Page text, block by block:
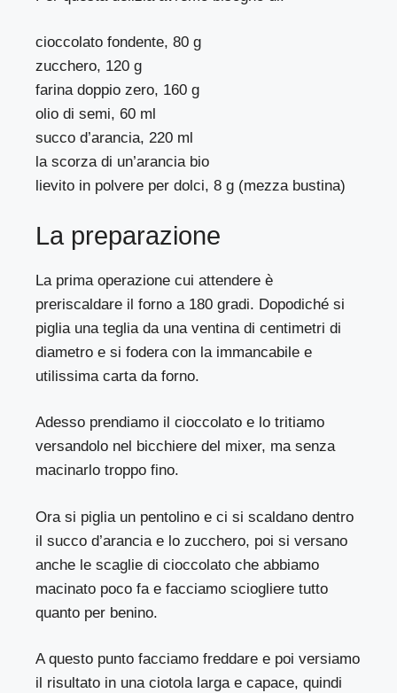
cioccolato fondente, 80 g
zucchero, 120 g
farina doppio zero, 160 g
olio di semi, 60 ml
succo d’arancia, 220 ml
la scorza di un’arancia bio
lievito in polvere per dolci, 8 g (mezza bustina)
La preparazione
La prima operazione cui attendere è
preriscaldare il forno a 180 gradi. Dopodiché si
piglia una teglia da una ventina di centimetri di
diametro e si fodera con la immancabile e
utilissima carta da forno.
Adesso prendiamo il cioccolato e lo tritiamo
versandolo nel bicchiere del mixer, ma senza
macinarlo troppo fino.
Ora si piglia un pentolino e ci si scaldano dentro
il succo d’arancia e lo zucchero, poi si versano
anche le scaglie di cioccolato che abbiamo
macinato poco fa e facciamo sciogliere tutto
quanto per benino.
A questo punto facciamo freddare e poi versiamo
il risultato in una ciotola larga e capace, quindi